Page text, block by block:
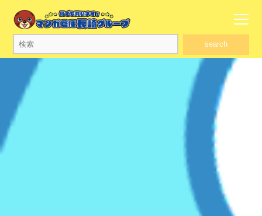
search